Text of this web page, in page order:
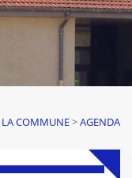
LA COMMUNE>AGENDA